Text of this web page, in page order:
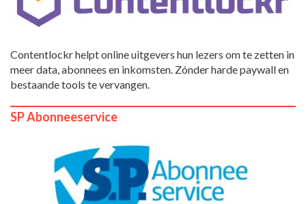
Contentlockr helpt online uitgevers hun lezers om te zetten in
meer data, abonnees en inkomsten. Zónder harde paywall en
bestaande tools te vervangen.
SP Abonneeservice